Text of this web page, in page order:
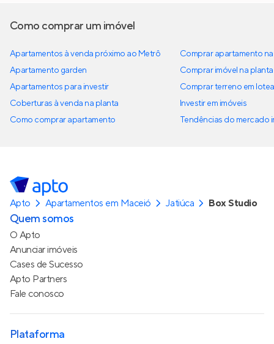
Como comprar um imóvel
Apartamentos à venda próximo ao Metrô
Apartamento garden
Apartamentos para investir
Coberturas à venda na planta
Como comprar apartamento
Comprar apartamento
Comprar imóvel na planta
Comprar terreno em
Investir em imóveis
Tendências do mercado
Apto Apartamentos em Maceió Jatiúca Box Studio
Quem somos
O Apto
Anunciar imóveis
Cases de Sucesso
Apto Partners
Fale conosco
Plataforma